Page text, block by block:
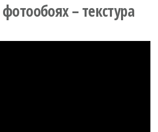
– текстура